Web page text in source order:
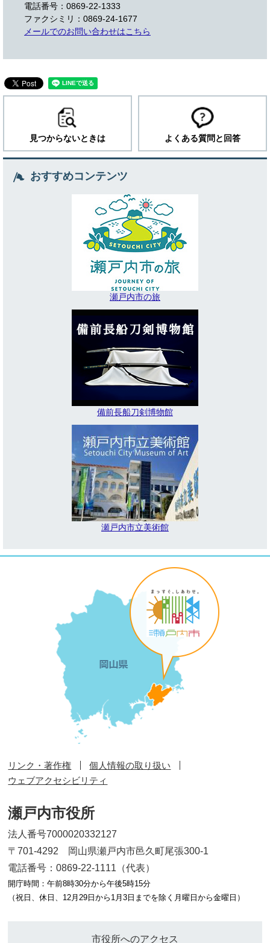
電話番号：0869-22-1333
ファクシミリ：0869-24-1677
メールでのお問い合わせはこちら
見つからないときは よくある質問と回答
おすすめコンテンツ
瀬戸内市の旅
備前長船刀剣博物館
瀬戸内市立美術館
リンク・著作権
個人情報の取り扱い
ウェブアクセシビリティ
瀬戸内市役所
法人番号7000020332127
〒701-4292 岡山県瀬戸内市邑久町尾張300-1
電話番号：0869-22-1111（代表）
開庁時間：午前8時30分から午後5時15分
（祝日、休日、12月29日から1月3日までを除く月曜日から金曜日）
市役所へのアクセス